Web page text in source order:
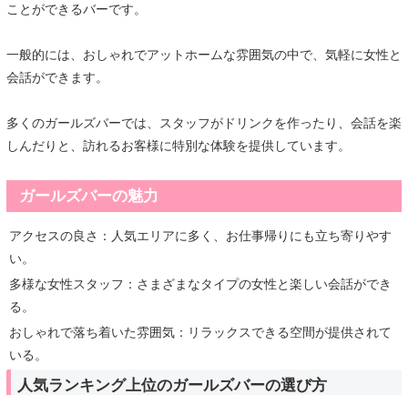
ことができるバーです。
一般的には、おしゃれでアットホームな雰囲気の中で、気軽に女性と
会話ができます。
多くのガールズバーでは、スタッフがドリンクを作ったり、会話を楽
しんだりと、訪れるお客様に特別な体験を提供しています。
ガールズバーの魅力
アクセスの良さ：人気エリアに多く、お仕事帰りにも立ち寄りやす
い。
多様な女性スタッフ：さまざまなタイプの女性と楽しい会話ができ
る。
おしゃれで落ち着いた雰囲気：リラックスできる空間が提供されて
いる。
人気ランキング上位のガールズバーの選び方